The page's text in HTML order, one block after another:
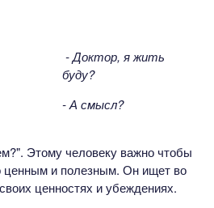
- Доктор, я жить
буду?
- А смысл?
Этому человеку важно чтобы
ценным и полезным. Он ищет во
ценностях и убеждениях.